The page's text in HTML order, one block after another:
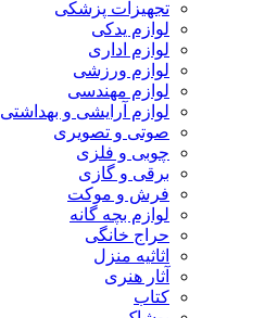
تجهیزات پزشکی
لوازم یدکی
لوازم اداری
لوازم ورزشی
لوازم مهندسی
لوازم آرایشی و بهداشتی
صوتی و تصویری
چوبی و فلزی
برقی و گازی
فرش و موکت
لوازم بچه گانه
حراج خانگی
اثاثیه منزل
آثار هنری
کتاب